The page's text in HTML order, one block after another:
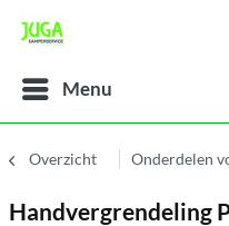
Menu
Overzicht Onderdelen
Handvergrendeling